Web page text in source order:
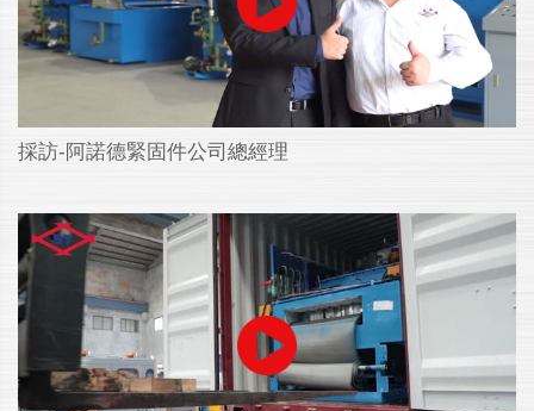
採訪-阿諾德緊固件公司總經理